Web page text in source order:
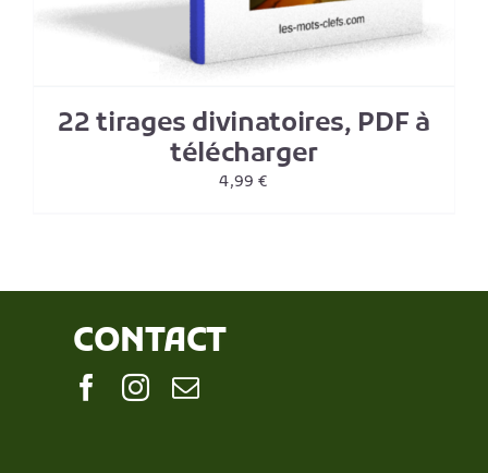
22 tirages divinatoires, PDF à
télécharger
4,99€
CONTACT